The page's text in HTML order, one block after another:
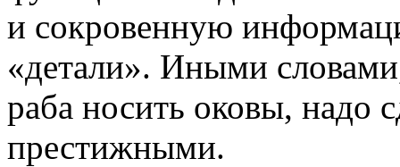
и сокровенную
«детали». Иными
раба носить оковы, надо
престижными.